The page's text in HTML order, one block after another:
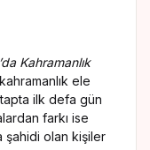
Kahramanlık
ele
ilk defa gün
farkı ise
şahidi olan kişiler